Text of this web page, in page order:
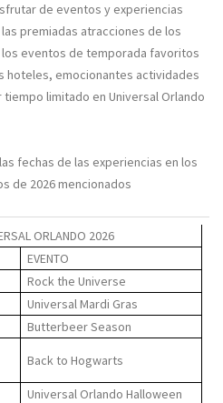
de eventos y experiencias
premiadas atracciones de los
eventos de temporada favoritos
hoteles, emocionantes actividades
limitado en Universal Orlando
fechas de las experiencias en los
de 2026 mencionados
ORLANDO 2026
EVENTO
Rock the Universe
Universal Mardi Gras
Butterbeer Season
Back to Hogwarts
Universal Orlando Halloween